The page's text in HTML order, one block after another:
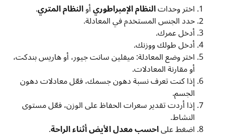
اختر وحداتالنظام الإمبراطوريأوالنظام المتري.
حدد الجنس المستخدم في المعادلة.
أدخل عمرك.
أدخل طولك ووزنك.
اختر وضع المعادلة: ميفلين سانت جيور، أو هاريس بندكت،
أو مقارنة المعادلات.
إذا كنت تعرف نسبة دهون جسمك، فعّل معادلات دهون
الجسم.
إذا أردت تقدير سعرات الحفاظ على الوزن، فعّل مستوى
النشاط.
اضغط علىاحسب معدل الأيض أثناء الراحة.